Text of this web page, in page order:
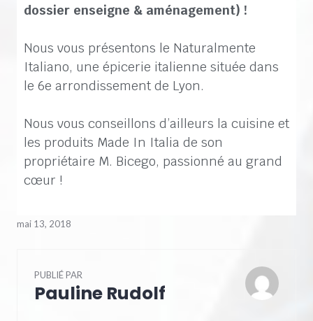
dossier enseigne & aménagement) !
Nous vous présentons le Naturalmente
Italiano, une épicerie italienne située dans
le 6e arrondissement de Lyon.
Nous vous conseillons d’ailleurs la cuisine et
les produits Made In Italia de son
propriétaire M. Bicego, passionné au grand
cœur !
mai 13, 2018
PUBLIÉ PAR
Pauline Rudolf